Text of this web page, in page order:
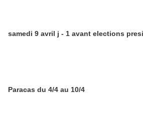
samedi 9 avril j - 1 avant elections
Paracas du 4/4 au 10/4